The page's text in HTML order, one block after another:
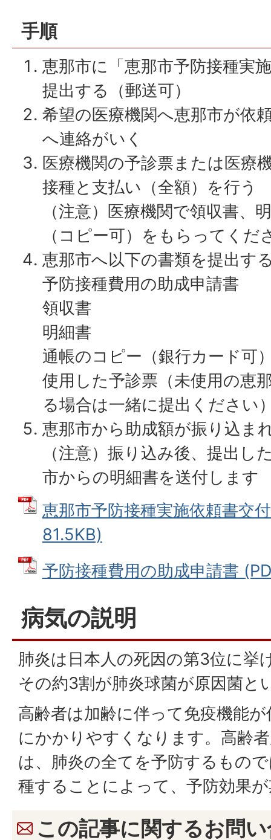
手順
恵那市に「恵那市予防接種実
提出する（郵送可）
希望の医療機関へ恵那市が依
へ連絡がいく
医療機関の予診票または医療
接種と支払い（全額）を行う
（注意）医療機関で領収書、
（コピー可）をもらってくだ
恵那市へ以下の書類を提出す
予防接種費用の助成申請書
領収書
明細書
通帳のコピー（銀行カード可
使用した予診票（未使用の恵
る場合は一緒に提出ください
恵那市から助成額が振り込ま
（注意）振り込み後、提出し
市からの明細書を送付します
恵那市予防接種実施依頼書交
81.5KB)
予防接種費用の助成申請書
病気の説明
肺炎は日本人の死因の第3位に挙
その約3割が肺炎球菌が原因菌と
高齢者は加齢に伴って免疫機能
にかかりやすくなります。高齢
は、肺炎の全てを予防するもの
種することによって、予防効果
この記事に関するお問